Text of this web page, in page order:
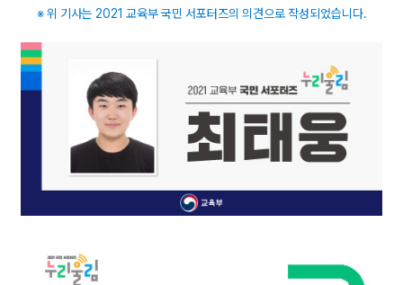
※ 위 기사는 2021 교육부 국민 서포터즈의 의견으로 작성되었습니다.